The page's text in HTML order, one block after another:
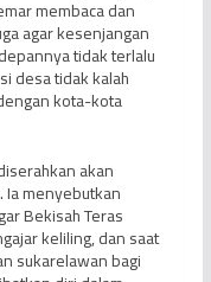
membaca dan
agar kesenjangan
tidak terlalu
desa tidak kalah
kota-kota
akan
menyebutkan
Bekisah Teras
keliling, dan saat
sukarelawan bagi